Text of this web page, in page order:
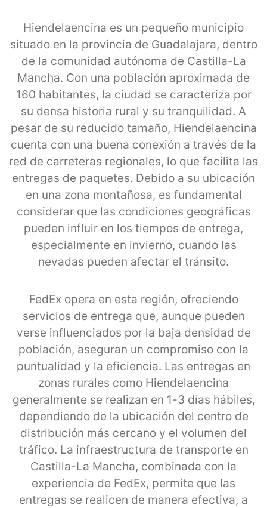
Hiendelaencina es un pequeño municipio
situado en la provincia de Guadalajara, dentro
de la comunidad autónoma de Castilla-La
Mancha. Con una población aproximada de
160 habitantes, la ciudad se caracteriza por
su densa historia rural y su tranquilidad. A
pesar de su reducido tamaño, Hiendelaencina
cuenta con una buena conexión a través de la
red de carreteras regionales, lo que facilita las
entregas de paquetes. Debido a su ubicación
en una zona montañosa, es fundamental
considerar que las condiciones geográficas
pueden influir en los tiempos de entrega,
especialmente en invierno, cuando las
nevadas pueden afectar el tránsito.
FedEx opera en esta región, ofreciendo
servicios de entrega que, aunque pueden
verse influenciados por la baja densidad de
población, aseguran un compromiso con la
puntualidad y la eficiencia. Las entregas en
zonas rurales como Hiendelaencina
generalmente se realizan en 1-3 días hábiles,
dependiendo de la ubicación del centro de
distribución más cercano y el volumen del
tráfico. La infraestructura de transporte en
Castilla-La Mancha, combinada con la
experiencia de FedEx, permite que las
entregas se realicen de manera efectiva, a